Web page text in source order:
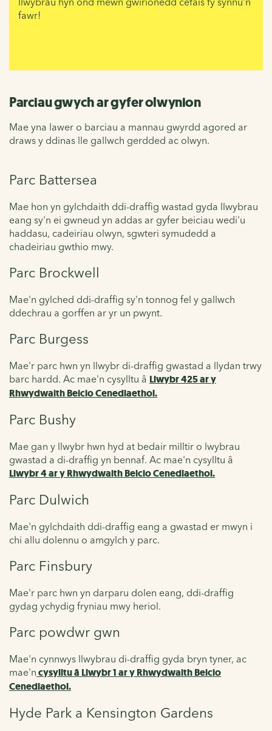
fawr!
Parciau gwych ar gyfer olwynion
Mae yna lawer o barciau a mannau gwyrdd agored ar
draws y ddinas lle gallwch gerdded ac olwyn.
Parc Battersea
Mae hon yn gylchdaith ddi-draffig wastad gyda llwybrau
eang sy'n ei gwneud yn addas ar gyfer beiciau wedi'u
haddasu, cadeiriau olwyn, sgwteri symudedd a
chadeiriau gwthio mwy.
Parc Brockwell
Mae'n gylched ddi-draffig sy'n tonnog fel y gallwch
ddechrau a gorffen ar yr un pwynt.
Parc Burgess
Mae'r parc hwn yn llwybr di-draffig gwastad a llydan trwy
barc hardd. Ac mae'n cysylltu â Llwybr 425 ar y
Rhwydwaith Beicio Cenedlaethol.
Parc Bushy
Mae gan y llwybr hwn hyd at bedair milltir o lwybrau
gwastad a di-draffig yn bennaf. Ac mae'n cysylltu â
Llwybr 4 ar y Rhwydwaith Beicio Cenedlaethol.
Parc Dulwich
Mae'n gylchdaith ddi-draffig eang a gwastad er mwyn i
chi allu dolennu o amgylch y parc.
Parc Finsbury
Mae'r parc hwn yn darparu dolen eang, ddi-draffig
gydag ychydig fryniau mwy heriol.
Parc powdwr gwn
Mae'n cynnwys llwybrau di-draffig gyda bryn tyner, ac
mae'n cysylltu â Llwybr 1 ar y Rhwydwaith Beicio
Cenedlaethol.
Hyde Park a Kensington Gardens